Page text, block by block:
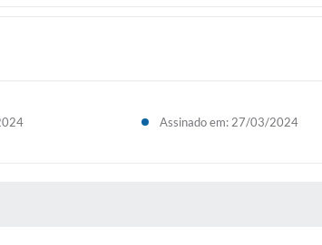
Assinado em: 27/03/2024